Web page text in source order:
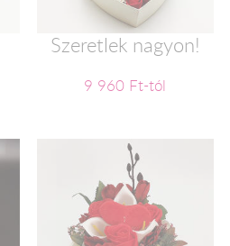
Szeretlek nagyon!
9 960 Ft-tól